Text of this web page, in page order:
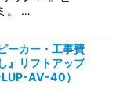
。 …
ーカー・工事費
』リフトアップ
AV-40）